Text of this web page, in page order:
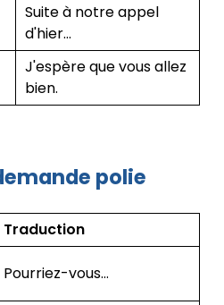
Suite à notre appel
d'hier…
J'espère que vous allez
bien.
polie
Traduction
Pourriez-vous…